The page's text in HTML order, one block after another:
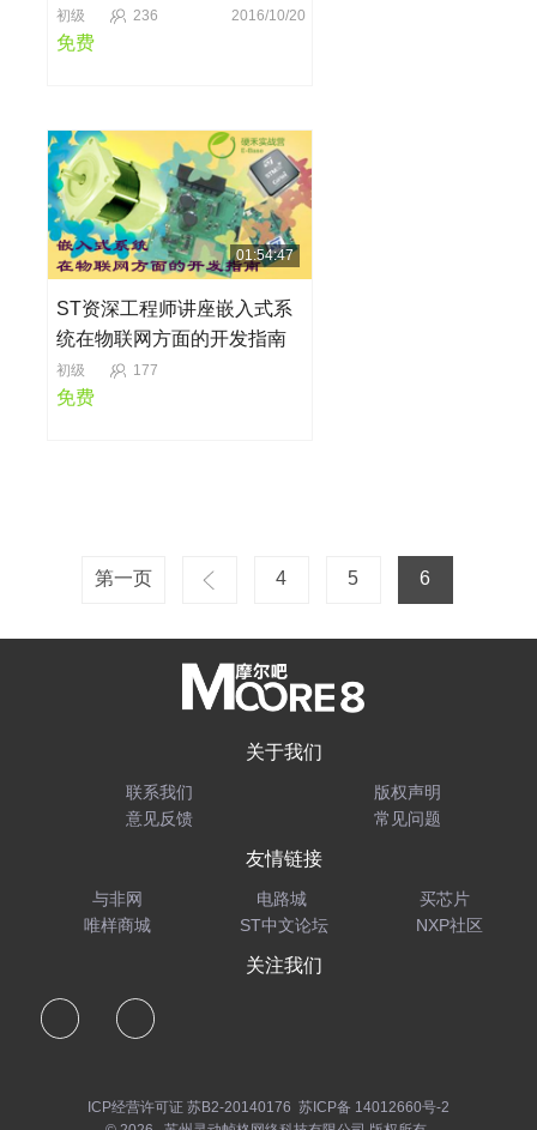
初级 236 2016/10/20
免费
01:54:47
ST资深工程师讲座嵌入式系
统在物联网方面的开发指南
初级 177
免费
第一页 4 5 6
关于我们
联系我们
版权声明
意见反馈
常见问题
友情链接
与非网 电路城
买芯片
唯样商城
ST中文论坛 NXP社区
关注我们
ICP经营许可证 苏B2-20140176 苏ICP备 14012660号-2